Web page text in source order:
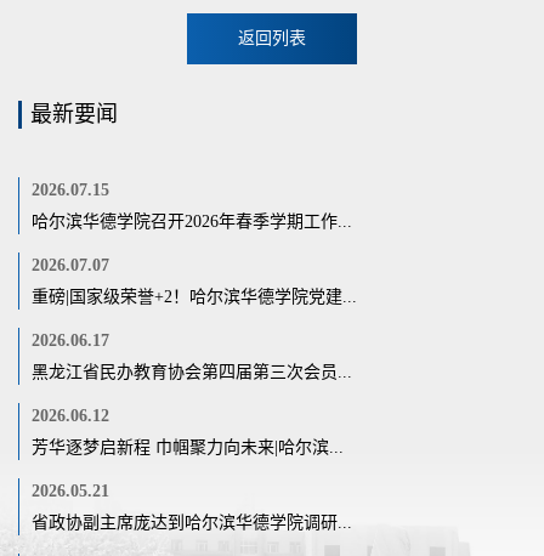
返回列表
最新要闻
2026.07.15
哈尔滨华德学院召开2026年春季学期工作...
2026.07.07
重磅|国家级荣誉+2！哈尔滨华德学院党建...
2026.06.17
黑龙江省民办教育协会第四届第三次会员...
2026.06.12
芳华逐梦启新程 巾帼聚力向未来|哈尔滨...
2026.05.21
省政协副主席庞达到哈尔滨华德学院调研...